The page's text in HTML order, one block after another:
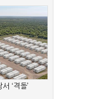
‘격돌’